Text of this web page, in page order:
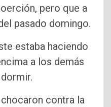
pero que a
pasado domingo.
estaba haciendo
a los demás
contra la